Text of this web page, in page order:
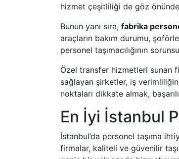
hizmet çeşitliliği de göz önünde
Bunun yanı sıra, fabrika
araçların bakım durumu,
personel taşımacılığının
Özel transfer hizmetleri sunan
sağlayan şirketler, iş
noktaları dikkate almak,
En İyi İstanbul
İstanbul’da personel taşıma
firmalar, kaliteli ve güvenilir